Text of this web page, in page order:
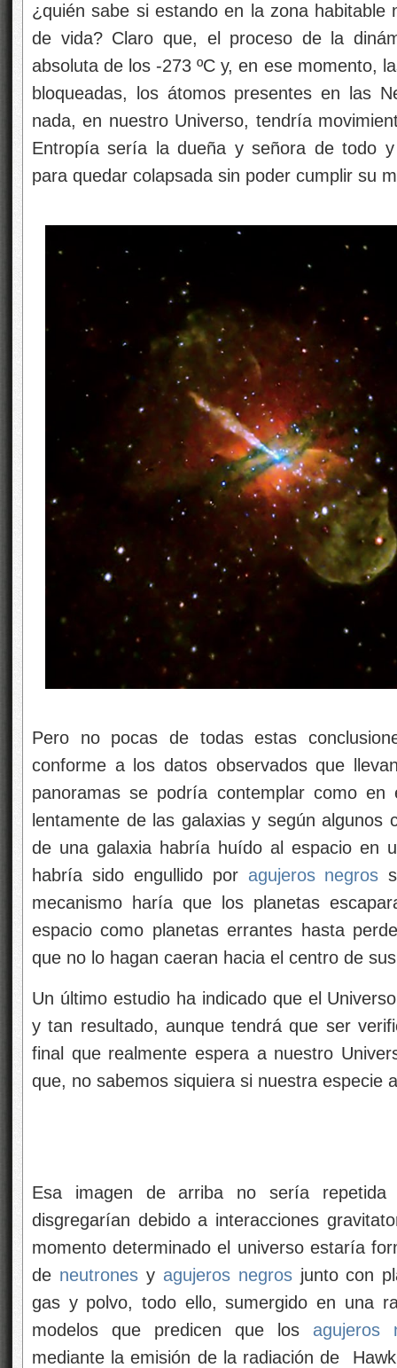
¿quién sabe si estando en la zona habitable
de vida? Claro que, el proceso de la
absoluta de los -273 ºC y, en ese momento,
bloqueadas, los átomos presentes en las
nada, en nuestro Universo, tendría
Entropía sería la dueña y señora de todo
para quedar colapsada sin poder cumplir su
Pero no pocas de todas estas
conforme a los datos observados que
panoramas se podría contemplar como
lentamente de las galaxias y según algunos
de una galaxia habría huído al espacio en
habría sido engullido por agujeros negros
mecanismo haría que los planetas
espacio como planetas errantes hasta
que no lo hagan caeran hacia el centro de
Un último estudio ha indicado que el
y tan resultado, aunque tendrá que ser
final que realmente espera a nuestro
que, no sabemos siquiera si nuestra especie
Esa imagen de arriba no sería
disgregarían debido a interacciones
momento determinado el universo estaría
de neutronesy agujeros negrosjunto con
gas y polvo, todo ello, sumergido en una
modelos que predicen que los agujeros
mediante la emisión de la radiación de